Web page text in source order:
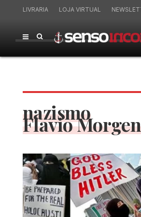
LIVRARIA LOJA VIRTUAL
nazismo
Flavio